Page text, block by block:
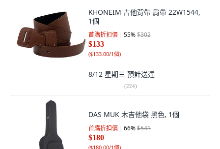
KHONEIM 吉他背帶 肩帶 22W1544,
1個
首購折扣價 55%$302
$133
($133.00/1個)
8/12 星期三 預計送達
(224)
DAS MUK 木吉他袋 黑色, 1個
首購折扣價 66%$541
$180
($180.00/1個)